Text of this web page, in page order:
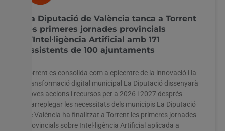
La Diputació de València tanca a Torrent
les primeres jornades provincials
d’Intel·ligència Artificial amb 171
assistents de 100 ajuntaments
Torrent es consolida com a epicentre de la innovació i la
transformació digital municipal La Diputació dissenyarà
noves accions i recursos per a 2026 i 2027 després
d’arreplegar les necessitats dels municipis La Diputació
de València ha finalitzat a Torrent les primeres jornades
provincials sobre Intel·ligència Artificial aplicada a